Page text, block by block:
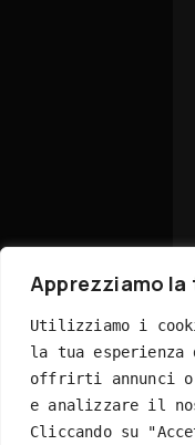
Apprezziamo la
Utilizziamo i
la tua esperienza
offrirti annunci o
e analizzare il
Cliccando su
© 2026